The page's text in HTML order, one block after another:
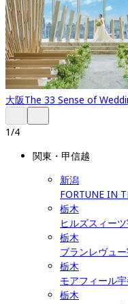
大阪The 33 Sense of
1/4
関東・甲信越
新潟
FORTUNE IN
栃木
ヒルズスィー
栃木
ブランレヴュ
栃木
モアフィール
栃木